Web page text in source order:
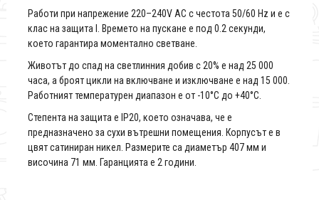
Работи при напрежение 220–240V AC с честота 50/60 Hz и е с
клас на защита I. Времето на пускане е под 0.2 секунди,
което гарантира моментално светване.
Животът до спад на светлинния добив с 20% е над 25 000
часа, а броят цикли на включване и изключване е над 15 000.
Работният температурен диапазон е от -10°C до +40°C.
Степента на защита е IP20, което означава, че е
предназначено за сухи вътрешни помещения. Корпусът е в
цвят сатиниран никел. Размерите са диаметър 407 мм и
височина 71 мм. Гаранцията е 2 години.